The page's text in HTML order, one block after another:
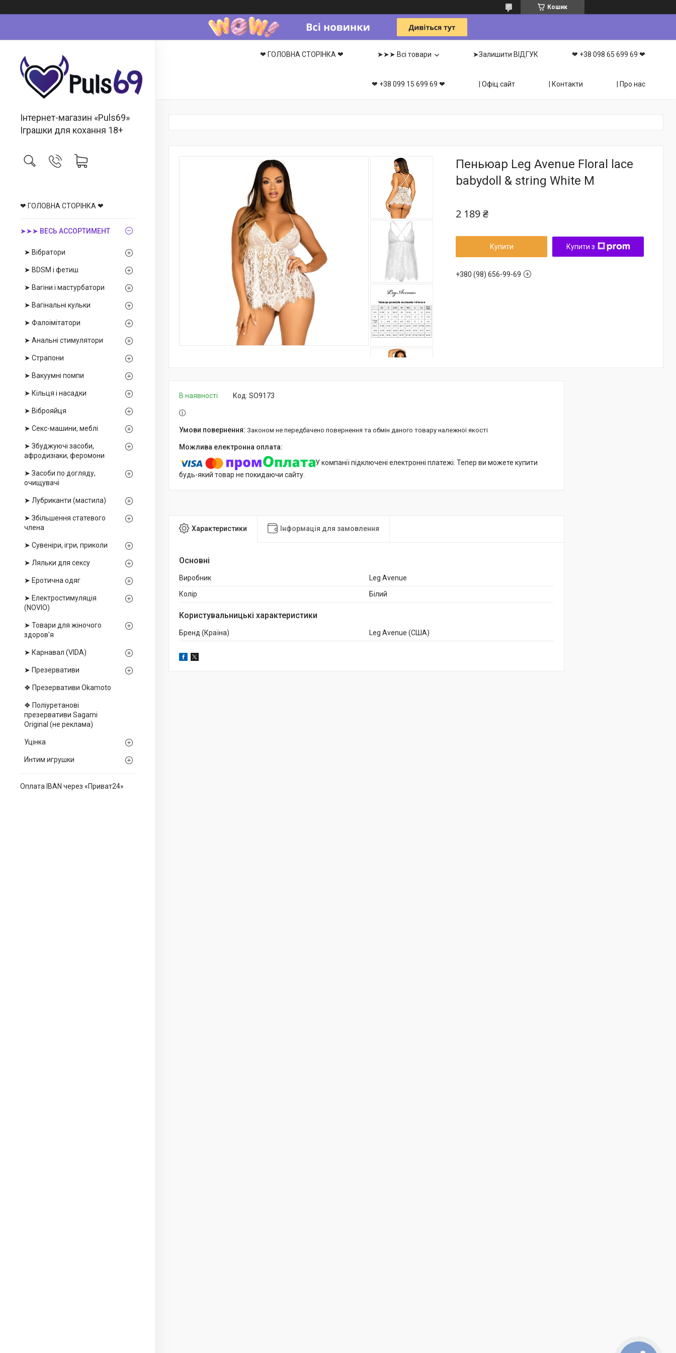
Кошик
Інтернет-магазин «Puls69»
Іграшки для кохання 18+
❤ ГОЛОВНА СТОРІНКА ❤
➤➤➤ ВЕСЬ АССОРТИМЕНТ
➤ Вібратори
➤ BDSM і фетиш
➤ Вагіни і мастурбатори
➤ Вагінальні кульки
➤ Фалоімітатори
➤ Анальні стимулятори
➤ Страпони
➤ Вакуумні помпи
➤ Кільця і насадки
➤ Віброяйця
➤ Секс-машини, меблі
➤ Збуджуючі засоби,
афродизіаки, феромони
➤ Засоби по догляду,
очищувачі
➤ Лубриканти (мастила)
➤ Збільшення статевого
члена
➤ Сувеніри, ігри, приколи
➤ Ляльки для сексу
➤ Еротична одяг
➤ Електростимуляція
(NOVIO)
➤ Товари для жіночого
здоров'я
➤ Карнавал (VIDA)
➤ Презервативи
❖ Презервативи Okamoto
❖ Поліуретанові
презервативи Sagami
Оriginal (не реклама)
Уцінка
Интим игрушки
Оплата IBAN через «Приват24»
❤ ГОЛОВНА СТОРІНКА ❤ ➤➤➤ Всі товари ➤Залишити ВІДГУК ❤ +38 098 65 699 69 ❤
❤ +38 099 15 699 69 ❤ | Офіц.сайт | Контакти | Про нас
Пеньюар Leg Avenue Floral lace
babydoll & string White M
2 189 ₴
Купити Купити з
+380 (98) 656-99-69
В наявності Код: SO9173
Законом не передбачено повернення та обмін даного товару належної якості
У компанії підключені електронні платежі. Тепер ви можете купити
будь-який товар не покидаючи сайту.
Характеристики Інформація для замовлення
Основні
Виробник
Leg Avenue
Колір
Білий
Користувальницькі характеристики
Бренд (Країна) Leg Avenue (США)